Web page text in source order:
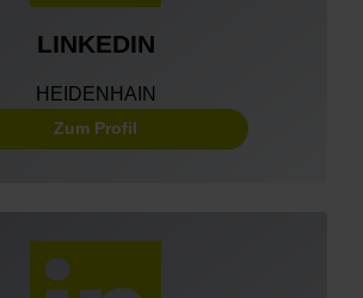
LINKEDIN
HEIDENHAIN
Zum Profil